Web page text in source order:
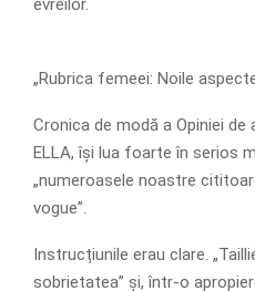
evreilor.
„Rubrica femeei: Noile
Cronica de modă a Opiniei
ELLA, își lua foarte în serios
„numeroasele noastre
vogue”.
Instrucțiunile erau clare.
sobrietatea” și, într-o